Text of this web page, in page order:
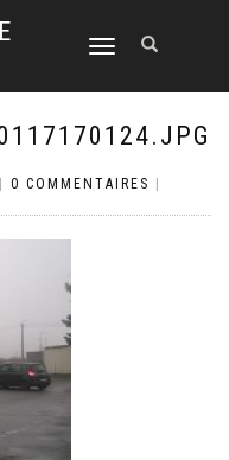
DÉPLIER
NAVIGATION
0 COMMENTAIRES